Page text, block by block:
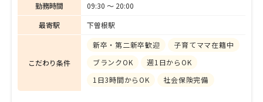
勤務時間
09:30 〜 20:00
最寄駅
下曽根駅
こだわり条件
新卒・第二新卒歓迎
子育てママ在籍中
ブランクOK
週1日からOK
1日3時間からOK
社会保険完備